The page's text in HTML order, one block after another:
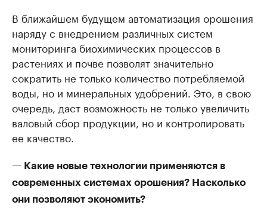
В ближайшем будущем автоматизация орошения
наряду с внедрением различных систем
мониторинга биохимических процессов в
растениях и почве позволят значительно
сократить не только количество потребляемой
воды, но и минеральных удобрений. Это, в свою
очередь, даст возможность не только увеличить
валовый сбор продукции, но и контролировать
ее качество.
— Какие новые технологии применяются в
современных системах орошения? Насколько
они позволяют экономить?